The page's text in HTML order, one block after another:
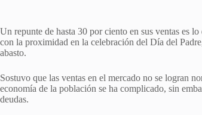
Un repunte de hasta 30 por ciento en sus ventas es
con la proximidad en la celebración del Día del
abasto.
Sostuvo que las ventas en el mercado no se logran
economía de la población se ha complicado, sin
deudas.